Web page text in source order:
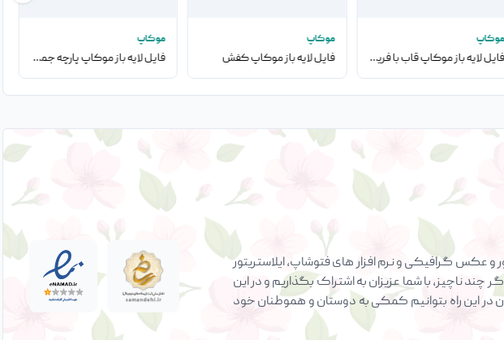
موکاپ
فایل لایه باز موکاپ قاب با فریم مشکی روی دیوار
موکاپ
فایل لایه باز موکاپ کفش
موکاپ
فایل لایه باز موکاپ پارچه جمع شده در تصویر
عکس گرافیکی و نرم افزار های فتوشاپ، ایلاستریتور
ناچیز، با شما عزیزان به اشتراک بگذاریم و در این
در این راه بتوانیم کمکی به دوستان و هموطنان خود